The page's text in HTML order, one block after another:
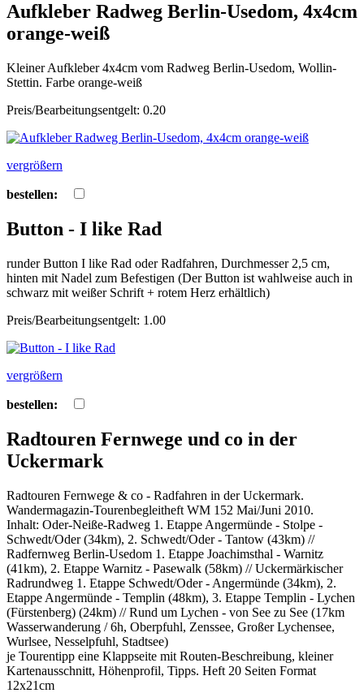
Aufkleber Radweg Berlin-Usedom, 4x4cm
orange-weiß
Kleiner Aufkleber 4x4cm vom Radweg Berlin-Usedom, Wollin-
Stettin. Farbe orange-weiß
Preis/Bearbeitungsentgelt: 0.20
vergrößern
bestellen:
Button - I like Rad
runder Button I like Rad oder Radfahren, Durchmesser 2,5 cm,
hinten mit Nadel zum Befestigen (Der Button ist wahlweise auch in
schwarz mit weißer Schrift + rotem Herz erhältlich)
Preis/Bearbeitungsentgelt: 1.00
vergrößern
bestellen:
Radtouren Fernwege und co in der
Uckermark
Radtouren Fernwege & co - Radfahren in der Uckermark.
Wandermagazin-Tourenbegleitheft WM 152 Mai/Juni 2010.
Inhalt: Oder-Neiße-Radweg 1. Etappe Angermünde - Stolpe -
Schwedt/Oder (34km), 2. Schwedt/Oder - Tantow (43km) //
Radfernweg Berlin-Usedom 1. Etappe Joachimsthal - Warnitz
(41km), 2. Etappe Warnitz - Pasewalk (58km) // Uckermärkischer
Radrundweg 1. Etappe Schwedt/Oder - Angermünde (34km), 2.
Etappe Angermünde - Templin (48km), 3. Etappe Templin - Lychen
(Fürstenberg) (24km) // Rund um Lychen - von See zu See (17km
Wasserwanderung / 6h, Oberpfuhl, Zenssee, Großer Lychensee,
Wurlsee, Nesselpfuhl, Stadtsee)
je Tourentipp eine Klappseite mit Routen-Beschreibung, kleiner
Kartenausschnitt, Höhenprofil, Tipps. Heft 20 Seiten Format
12x21cm